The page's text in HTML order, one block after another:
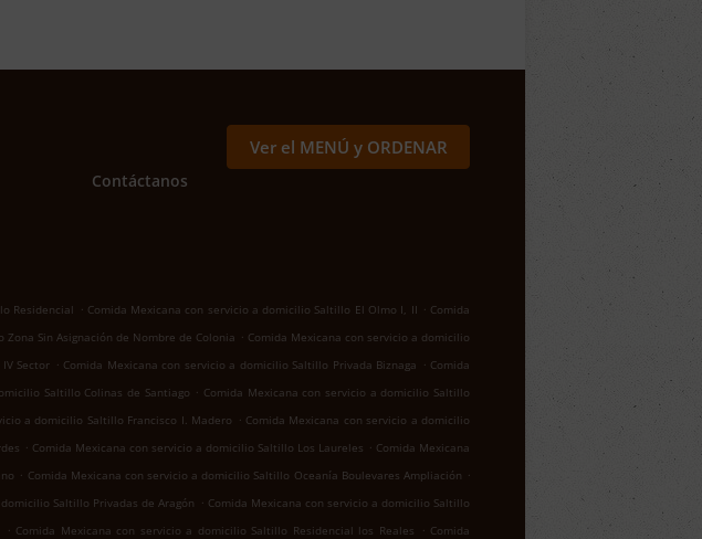
Contáctanos
Ver el MENÚ y ORDENAR
Residencial . Comida Mexicana con servicio a domicilio Saltillo El Olmo I, II . Comida
Sin Asignación de Nombre de Colonia . Comida Mexicana con servicio a domicilio
Sector . Comida Mexicana con servicio a domicilio Saltillo Privada Biznaga . Comida
Saltillo Colinas de Santiago . Comida Mexicana con servicio a domicilio Saltillo
a domicilio Saltillo Francisco I. Madero . Comida Mexicana con servicio a domicilio
. Comida Mexicana con servicio a domicilio Saltillo Los Laureles . Comida Mexicana
. Comida Mexicana con servicio a domicilio Saltillo Oceanía Boulevares Ampliación .
Saltillo Privadas de Aragón . Comida Mexicana con servicio a domicilio Saltillo
. Comida Mexicana con servicio a domicilio Saltillo Residencial los Reales . Comida